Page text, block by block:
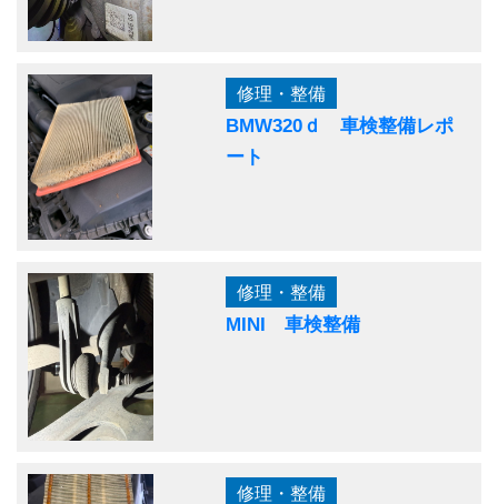
修理・整備
BMW320ｄ 車検整備レポ
ート
修理・整備
MINI 車検整備
修理・整備